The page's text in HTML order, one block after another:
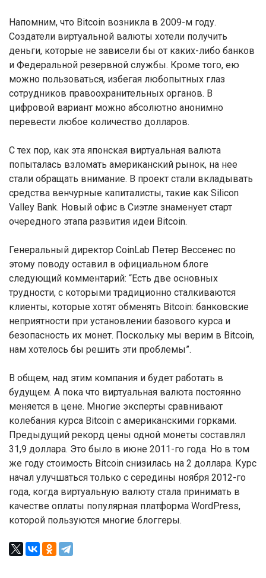
Напомним, что Bitcoin возникла в 2009-м году.
Создатели виртуальной валюты хотели получить
деньги, которые не зависели бы от каких-либо банков
и Федеральной резервной службы. Кроме того, ею
можно пользоваться, избегая любопытных глаз
сотрудников правоохранительных органов. В
цифровой вариант можно абсолютно анонимно
перевести любое количество долларов.
С тех пор, как эта японская виртуальная валюта
попыталась взломать американский рынок, на нее
стали обращать внимание. В проект стали вкладывать
средства венчурные капиталисты, такие как Silicon
Valley Bank. Новый офис в Сиэтле знаменует старт
очередного этапа развития идеи Bitcoin.
Генеральный директор CoinLab Петер Вессенес по
этому поводу оставил в официальном блоге
следующий комментарий: “Есть две основных
трудности, с которыми традиционно сталкиваются
клиенты, которые хотят обменять Bitcoin: банковские
неприятности при установлении базового курса и
безопасность их монет. Поскольку мы верим в Bitcoin,
нам хотелось бы решить эти проблемы”.
В общем, над этим компания и будет работать в
будущем. А пока что виртуальная валюта постоянно
меняется в цене. Многие эксперты сравнивают
колебания курса Bitcoin с американскими горками.
Предыдущий рекорд цены одной монеты составлял
31,9 доллара. Это было в июне 2011-го года. Но в том
же году стоимость Bitcoin снизилась на 2 доллара. Курс
начал улучшаться только с середины ноября 2012-го
года, когда виртуальную валюту стала принимать в
качестве оплаты популярная платформа WordPress,
которой пользуются многие блоггеры.